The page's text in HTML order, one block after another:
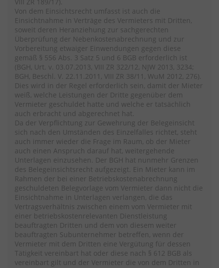
VIII ZR 189/17).
Von dem Einsichtsrecht umfasst ist auch die
Einsichtnahme in Verträge des Vermieters mit Dritten,
soweit deren Heranziehung zur sachgerechten
Überprüfung der Nebenkostenabrechnung und zur
Vorbereitung etwaiger Einwendungen gegen diese
gemäß § 556 Abs. 3 Satz 5 und 6 BGB erforderlich ist
(BGH, Urt. v. 03.07.2013, VIII ZR 322/12, NJW 2013, 3234;
BGH, Beschl. V. 22.11.2011, VIII ZR 38/11, WuM 2012, 276).
Dies wird in der Regel erforderlich sein, damit der Mieter
weiß, welche Leistungen der Dritte gegenüber dem
Vermieter geschuldet hatte und welche er tatsächlich
auch erbracht und abgerechnet hat.
Da der Verpflichtung zur Gewehrung der Belegeinsicht
sich nach den Umständen des Einzelfalles richtet, steht
auch immer wieder die Frage im Raum, ob der Mieter
auch einen Anspruch darauf hat, weitergehende
Unterlagen einzusehen. Der BGH hat nunmehr Grenzen
des Belegeinsichtsrecht aufgezeigt. Ein Mieter kann im
Rahmen der bei einer Betriebskostenabrechnung
geschuldeten Belegvorlage vom Vermieter dann nicht die
Einsichtnahme in Unterlagen verlangen, die das
Vertragsverhältnis zwischen einem vom Vermieter mit
einer betriebskostenrelevanten Dienstleistung
beauftragten Dritten und dem von diesem weiter
beauftragten Subunternehmer betreffen, wenn der
Vermieter mit dem Dritten eine Vergütung für dessen
Tätigkeit vereinbart hat oder diese nach § 612 BGB als
vereinbart gilt und der Vermieter die von dem Dritten in